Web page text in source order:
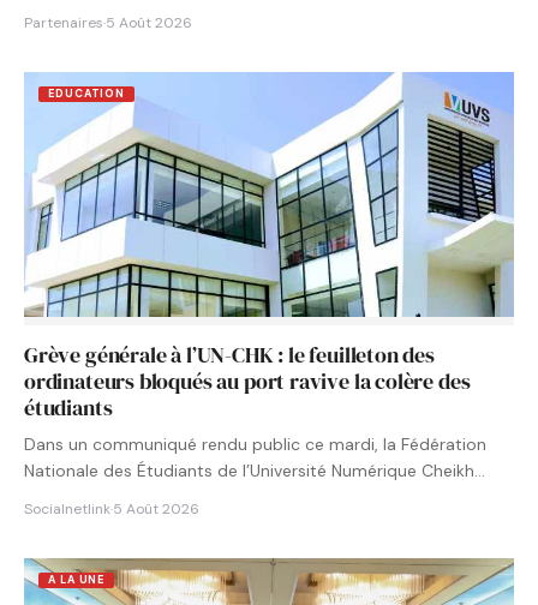
Partenaires·5 Août 2026
EDUCATION
Grève générale à l’UN-CHK : le feuilleton des
ordinateurs bloqués au port ravive la colère des
étudiants
Dans un communiqué rendu public ce mardi, la Fédération
Nationale des Étudiants de l’Université Numérique Cheikh
Socialnetlink·5 Août 2026
A LA UNE